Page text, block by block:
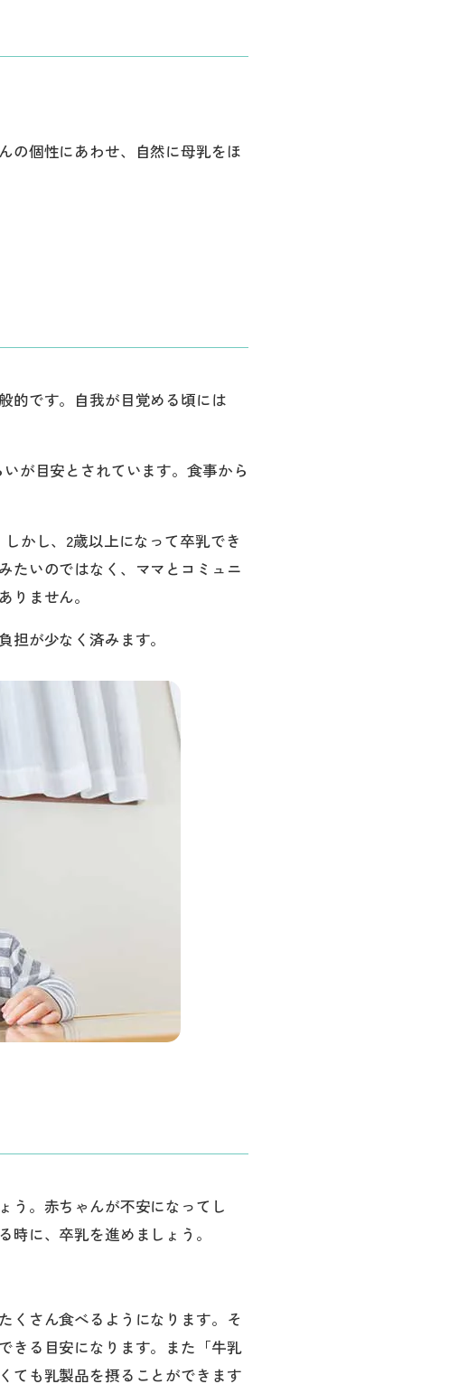
の個性にあわせ、自然に母乳をほ
的です。自我が目覚める頃には
が目安とされています。食事から
かし、2歳以上になって卒乳でき
たいのではなく、ママとコミュニ
ません。
が少なく済みます。
う。赤ちゃんが不安になってし
に、卒乳を進めましょう。
くさん食べるようになります。そ
きる目安になります。また「牛乳
ても乳製品を摂ることができます